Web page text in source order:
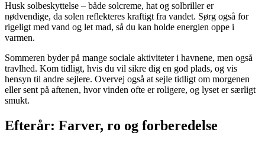
Husk solbeskyttelse – både solcreme, hat og solbriller er
nødvendige, da solen reflekteres kraftigt fra vandet. Sørg også for
rigeligt med vand og let mad, så du kan holde energien oppe i
varmen.
Sommeren byder på mange sociale aktiviteter i havnene, men også
travlhed. Kom tidligt, hvis du vil sikre dig en god plads, og vis
hensyn til andre sejlere. Overvej også at sejle tidligt om morgenen
eller sent på aftenen, hvor vinden ofte er roligere, og lyset er særligt
smukt.
Efterår: Farver, ro og forberedelse